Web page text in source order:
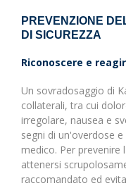
PREVENZIONE
DI SICUREZZA
Riconoscere e
Un sovradosaggio di
collaterali, tra cui
irregolare, nausea e
segni di un'overdose
medico. Per
attenersi
raccomandato ed